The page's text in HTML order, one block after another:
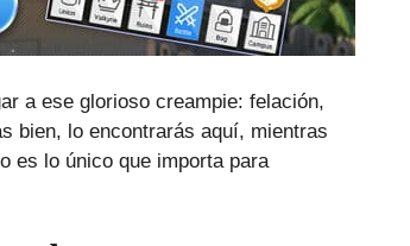
a ese glorioso creampie: felación,
bien, lo encontrarás aquí, mientras
es lo único que importa para